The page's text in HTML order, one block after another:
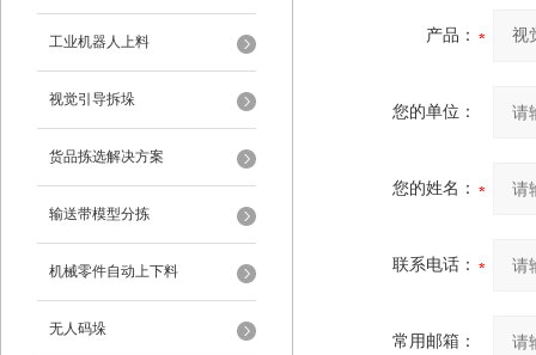
工业机器人上料
视觉引导拆垛
货品拣选解决方案
输送带模型分拣
机械零件自动上下料
无人码垛
产品：
您的单位：
您的姓名：
联系电话：
常用邮箱：